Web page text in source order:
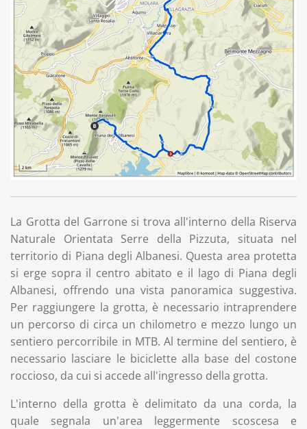
La Grotta del Garrone si trova all'interno della Riserva
Naturale Orientata Serre della Pizzuta, situata nel
territorio di Piana degli Albanesi. Questa area protetta
si erge sopra il centro abitato e il lago di Piana degli
Albanesi, offrendo una vista panoramica suggestiva.
Per raggiungere la grotta, è necessario intraprendere
un percorso di circa un chilometro e mezzo lungo un
sentiero percorribile in MTB. Al termine del sentiero, è
necessario lasciare le biciclette alla base del costone
roccioso, da cui si accede all'ingresso della grotta.
L'interno della grotta è delimitato da una corda, la
quale segnala un'area leggermente scoscesa e